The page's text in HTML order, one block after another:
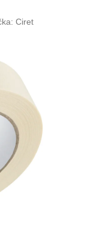
Ciret